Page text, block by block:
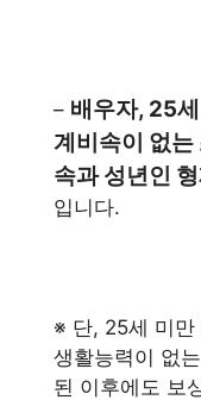
– 배우자, 25
계비속이 없
속과 성년인
입니다.
※ 단, 25세 미만
생활능력이 없
된 이후에도 보